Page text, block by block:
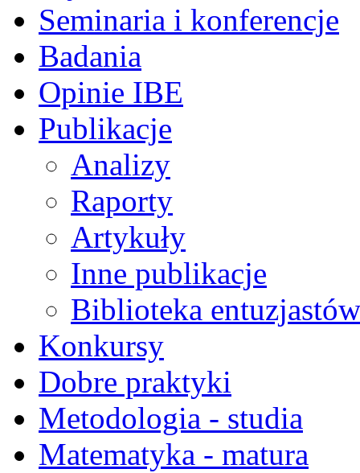
Seminaria i konferencje
Badania
Opinie IBE
Publikacje
Analizy
Raporty
Artykuły
Inne publikacje
Biblioteka
Konkursy
Dobre praktyki
Metodologia - studia
Matematyka - matura